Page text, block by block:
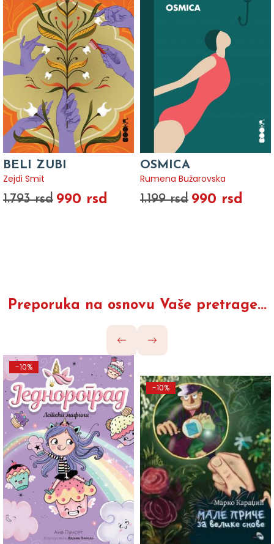
BELI ZUBI
Zejdi Smit
1.793 rsd 990 rsd
OSMICA
Rumena Bužarovska
1.199 rsd 990 rsd
Preporuka na osnovu Vaše pretrage...
-10%
-10%